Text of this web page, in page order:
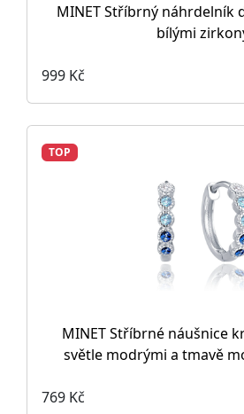
MINET Stříbrný náhrdelník
bílými
999 Kč
TOP
MINET Stříbrné náušnice
světle modrými a tmavě
769 Kč